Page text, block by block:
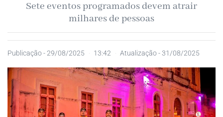
Sete eventos programados devem atrair
milhares de pessoas
Publicação -29/08/2025 13:42 Atualização - 31/08/2025